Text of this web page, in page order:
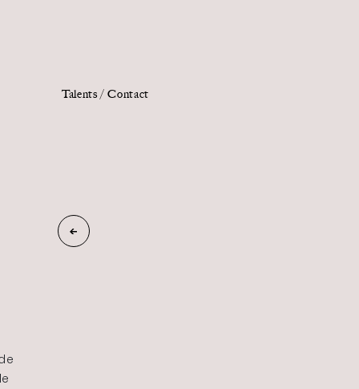
Talents / Contact
Les